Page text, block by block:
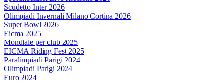
Scudetto Inter 2026
Olimpiadi Invernali Milano Cortina 2026
Super Bowl 2026
Eicma 2025
Mondiale per club 2025
EICMA Riding Fest 2025
Paralimpiadi Parigi 2024
Olimpiadi Parigi 2024
Euro 2024